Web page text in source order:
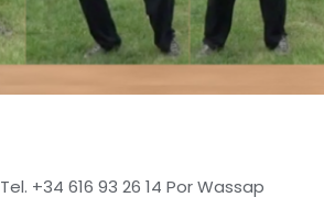
Tel. +34 616 93 26 14 Por Wassap